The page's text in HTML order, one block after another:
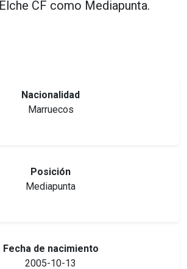
Elche CF como Mediapunta.
Nacionalidad
Marruecos
Posición
Mediapunta
Fecha de nacimiento
2005-10-13